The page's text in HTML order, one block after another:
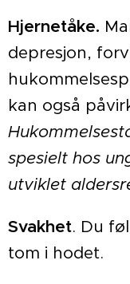
Hjernetåke.
depresjon,
kan også
spesielt hos
utviklet
Svakhet. Du
tom i hodet.